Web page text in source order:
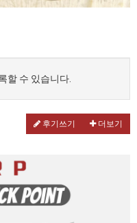
할 수 있습니다.
후기쓰기 더보기